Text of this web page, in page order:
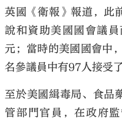
英國《衛報》報道，此
說和資助美國國會議
元；當時的美國國會中
名參議員中有97人接受
至於美國緝毒局、食品
管部門官員，在政府